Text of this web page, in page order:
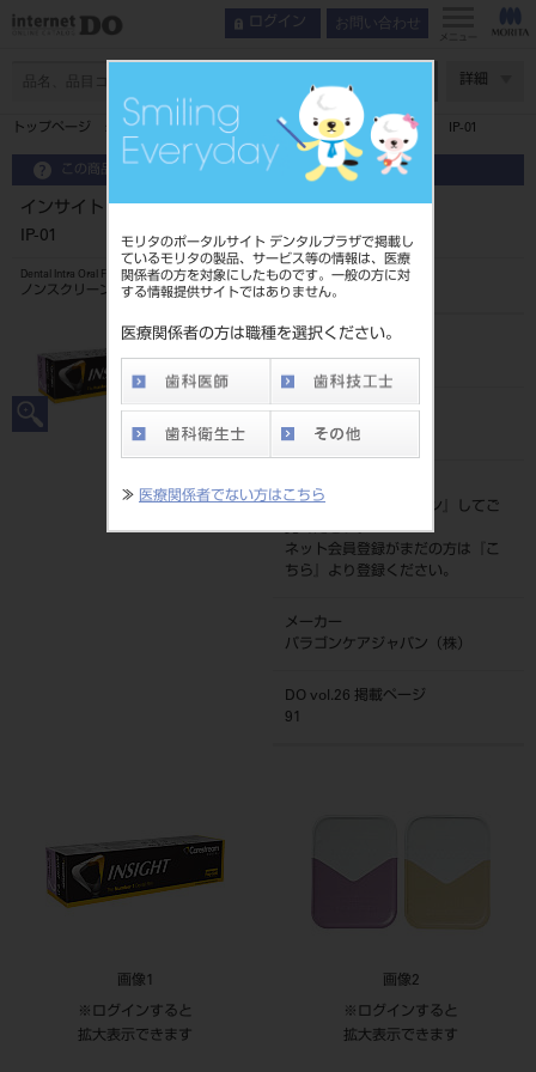
モリタのポータルサイト デンタルプラザで掲載し
ているモリタの製品、サービス等の情報は、医療
関係者の方を対象にしたものです。一般の方に対
する情報提供サイトではありません。
医療関係者の方は職種を選択ください。
≫ 医療関係者でない方はこちら
ログイン お問い合わせ
メニュー
詳細
トップページ インサイト デンタル フィルム（標準型小児サイズ） IP-01
この商品に関するお問い合わせ
インサイト デンタル フィルム（標準型小児サイズ）
IP-01
Dental Intra Oral Film
ノンスクリーン型歯科画像診断用X線フィルム
品目コード
206660214
JAN/EANコード
0889978675331
標準価格
価格の確認は『
ログイン
』してご
覧ください。
ネット会員登録がまだの方は『
こ
ちら
』より登録ください。
メーカー
パラゴンケアジャパン（株）
DO vol.26 掲載ページ
91
画像1
※ログインすると
拡大表示できます
画像2
※ログインすると
拡大表示できます